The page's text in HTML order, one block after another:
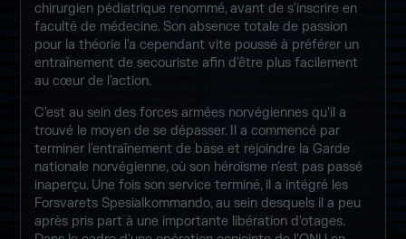
chirurgien pédiatrique renommé, avant de s'inscrire en
faculté de médecine. Son absence totale de passion
pour la théorie l'a cependant vite poussé à préférer un
entraînement de secouriste afin d'être plus facilement
au cœur de l'action.
C'est au sein des forces armées norvégiennes qu'il a
trouvé le moyen de se dépasser. Il a commencé par
terminer l'entraînement de base et rejoindre la Garde
nationale norvégienne, où son héroïsme n'est pas passé
inaperçu. Une fois son service terminé, il a intégré les
Forsvarets Spesialkommando, au sein desquels il a peu
après pris part à une importante libération d'otages.